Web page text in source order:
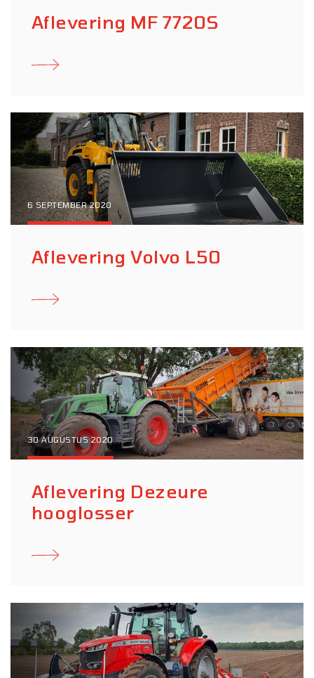
Aflevering MF 7720S
6 SEPTEMBER 2020
Aflevering Volvo L50
30 AUGUSTUS 2020
Aflevering Dezeure
hooglosser